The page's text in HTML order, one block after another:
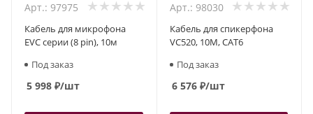
Арт.: 97975
Кабель для микрофона
EVC серии (8 pin), 10м
Под заказ
5 998 ₽/шт
Арт.: 98030
Кабель для спикерфона
VC520, 10М, CAT6
Под заказ
6 576₽/шт